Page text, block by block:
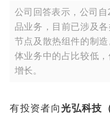
公司回答表示，公司
品业务，目前已涉及
节点及散热组件的制
体业务中的占比较低
增长。
有投资者向光弘科技